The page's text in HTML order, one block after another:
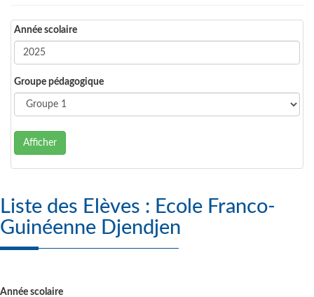
Année scolaire
Groupe pédagogique
Afficher
Liste des Elèves : Ecole Franco-
Guinéenne Djendjen
Année scolaire